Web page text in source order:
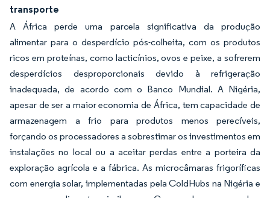
transporte
A África perde uma parcela significativa da produção
alimentar para o desperdício pós-colheita, com os produtos
ricos em proteínas, como lacticínios, ovos e peixe, a sofrerem
desperdícios desproporcionais devido à refrigeração
inadequada, de acordo com o Banco Mundial. A Nigéria,
apesar de ser a maior economia de África, tem capacidade de
armazenagem a frio para produtos menos perecíveis,
forçando os processadores a sobrestimar os investimentos em
instalações no local ou a aceitar perdas entre a porteira da
exploração agrícola e a fábrica. As microcâmaras frigoríficas
com energia solar, implementadas pela ColdHubs na Nigéria e